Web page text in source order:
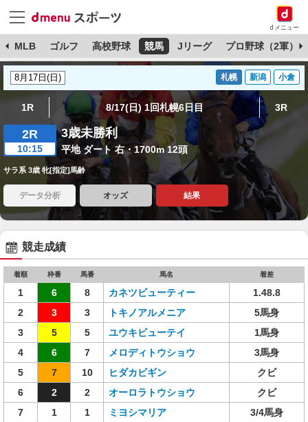
dメニュー
MLB ゴルフ 高校野球 競馬 Jリーグ プロ野球（2軍）
札幌 新潟 小倉
1R 8/17(日) 1回札幌6日目 3R
2R
10:15
3歳未勝利
平地 ダート 右・1700m 12頭
サラ系 3歳 牝[指定]馬齢
データ分析 オッズ 結果
競走成績
着順 枠番 馬番 馬名 着差
1 6 8 カネツビューティー
1.48.8
2
3 3 トキノアルメニア
5馬身
3
5 5 ユウキビューテイ
1馬身
4
6 7 メロディトウショウ
3馬身
5
7 10 ヒダカビギン
クビ
6
2 2 オーロラトウショウ
クビ
7
1 1 ミヨシマリア
3/4馬身